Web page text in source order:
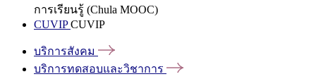
การเรียนรู้ (Chula MOOC)
CUVIPCUVIP
บริการสังคม
บริการทดสอบและวิชาการ